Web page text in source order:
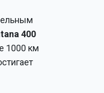
400
1000 км